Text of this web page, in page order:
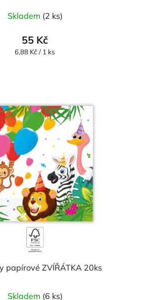
Skladem (2 ks)
55 Kč
Měrná
6,88 Kč / 1 ks
papírové ZVÍŘÁTKA 20ks
Skladem (6 ks)